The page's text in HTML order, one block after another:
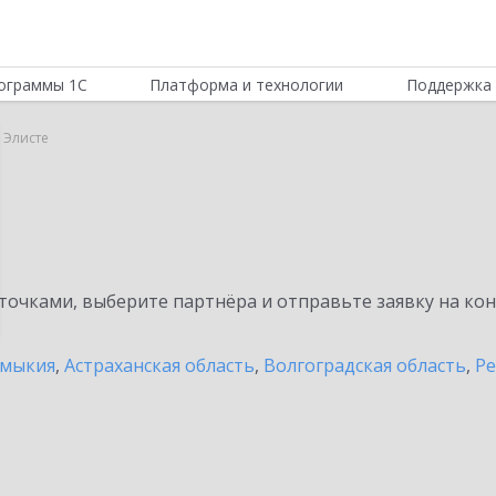
1С Платформа и технологии Поддержка
выберите партнёра и отправьте заявку на
, Астраханская область, Волгоградская область,